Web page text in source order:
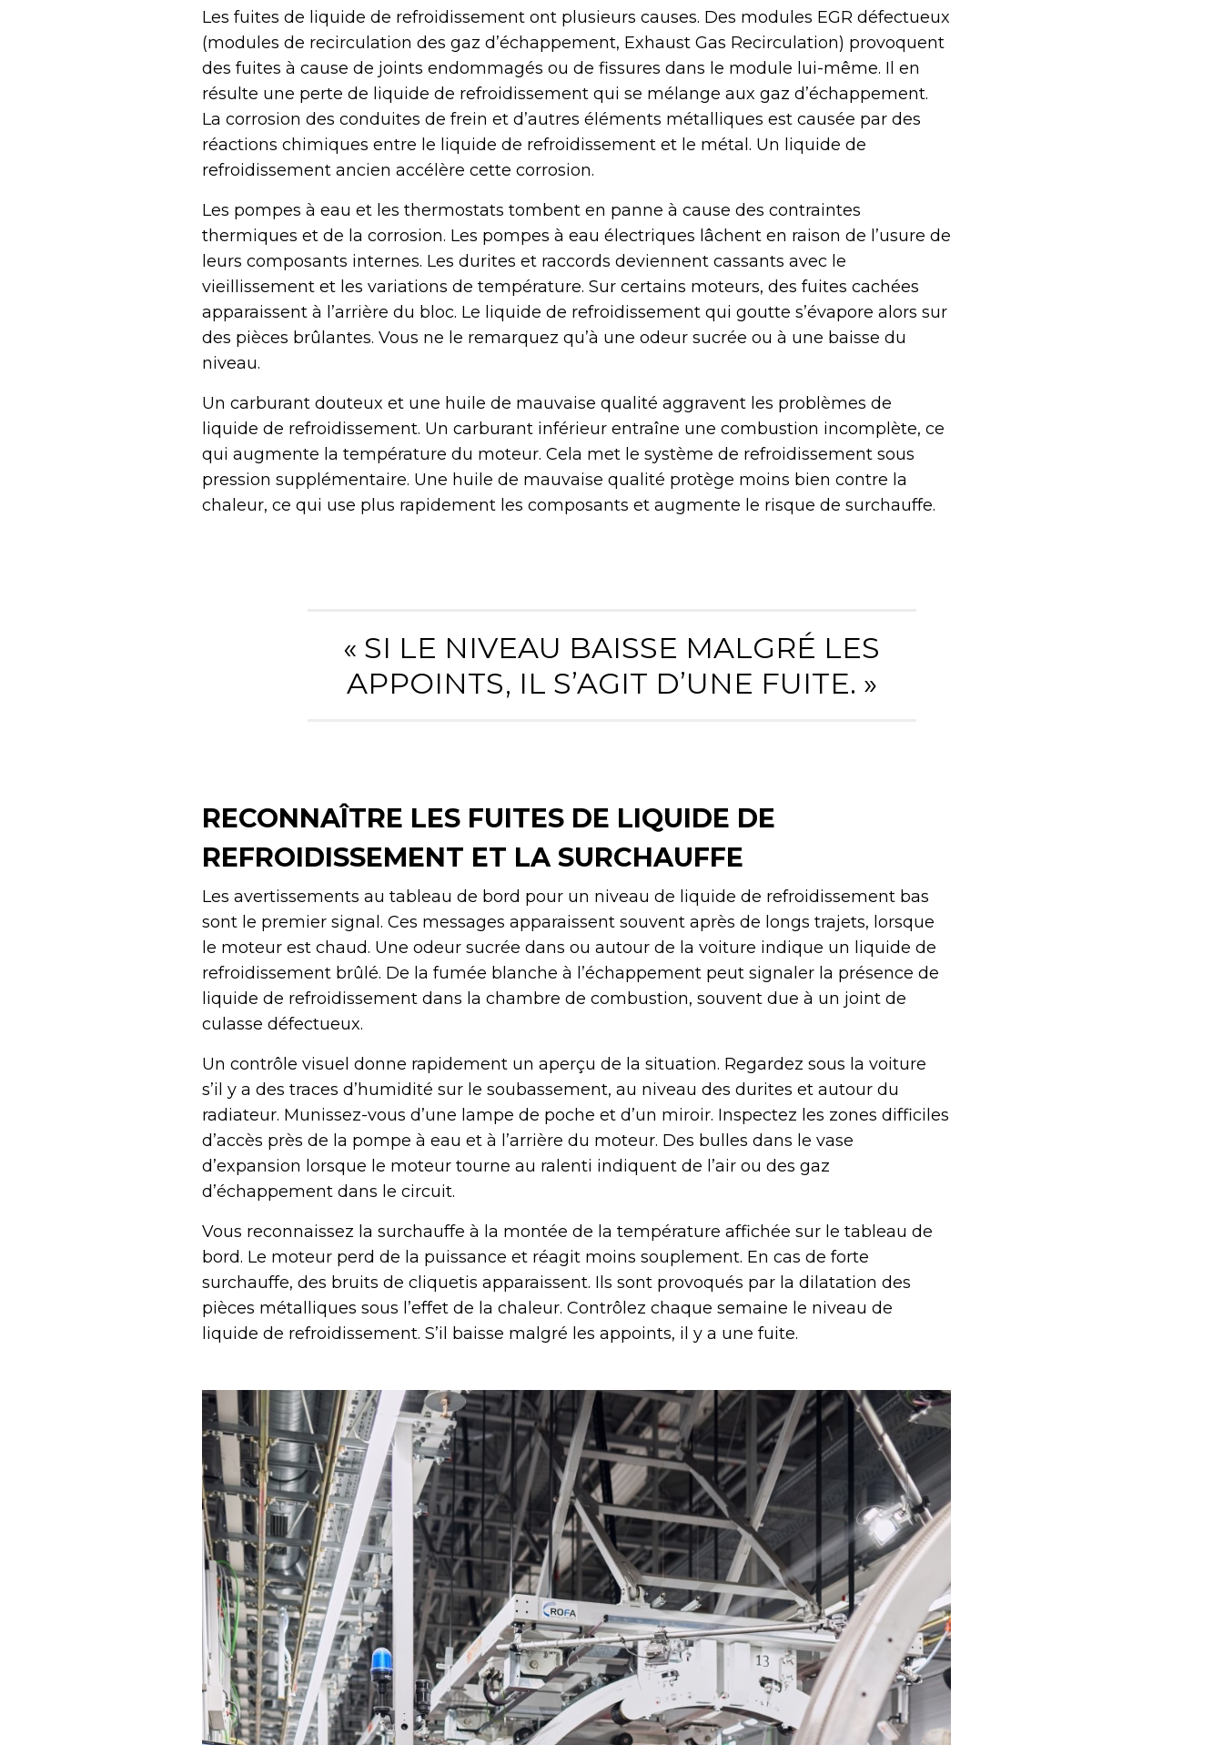
Les fuites de liquide de refroidissement ont plusieurs causes. Des modules EGR défectueux
(modules de recirculation des gaz d’échappement, Exhaust Gas Recirculation) provoquent
des fuites à cause de joints endommagés ou de fissures dans le module lui-même. Il en
résulte une perte de liquide de refroidissement qui se mélange aux gaz d’échappement.
La corrosion des conduites de frein et d’autres éléments métalliques est causée par des
réactions chimiques entre le liquide de refroidissement et le métal. Un liquide de
refroidissement ancien accélère cette corrosion.
Les pompes à eau et les thermostats tombent en panne à cause des contraintes
thermiques et de la corrosion. Les pompes à eau électriques lâchent en raison de l’usure de
leurs composants internes. Les durites et raccords deviennent cassants avec le
vieillissement et les variations de température. Sur certains moteurs, des fuites cachées
apparaissent à l’arrière du bloc. Le liquide de refroidissement qui goutte s’évapore alors sur
des pièces brûlantes. Vous ne le remarquez qu’à une odeur sucrée ou à une baisse du
niveau.
Un carburant douteux et une huile de mauvaise qualité aggravent les problèmes de
liquide de refroidissement. Un carburant inférieur entraîne une combustion incomplète, ce
qui augmente la température du moteur. Cela met le système de refroidissement sous
pression supplémentaire. Une huile de mauvaise qualité protège moins bien contre la
chaleur, ce qui use plus rapidement les composants et augmente le risque de surchauffe.
« SI LE NIVEAU BAISSE MALGRÉ LES
APPOINTS, IL S’AGIT D’UNE FUITE. »
RECONNAÎTRE LES FUITES DE LIQUIDE DE
REFROIDISSEMENT ET LA SURCHAUFFE
Les avertissements au tableau de bord pour un niveau de liquide de refroidissement bas
sont le premier signal. Ces messages apparaissent souvent après de longs trajets, lorsque
le moteur est chaud. Une odeur sucrée dans ou autour de la voiture indique un liquide de
refroidissement brûlé. De la fumée blanche à l’échappement peut signaler la présence de
liquide de refroidissement dans la chambre de combustion, souvent due à un joint de
culasse défectueux.
Un contrôle visuel donne rapidement un aperçu de la situation. Regardez sous la voiture
s’il y a des traces d’humidité sur le soubassement, au niveau des durites et autour du
radiateur. Munissez-vous d’une lampe de poche et d’un miroir. Inspectez les zones difficiles
d’accès près de la pompe à eau et à l’arrière du moteur. Des bulles dans le vase
d’expansion lorsque le moteur tourne au ralenti indiquent de l’air ou des gaz
d’échappement dans le circuit.
Vous reconnaissez la surchauffe à la montée de la température affichée sur le tableau de
bord. Le moteur perd de la puissance et réagit moins souplement. En cas de forte
surchauffe, des bruits de cliquetis apparaissent. Ils sont provoqués par la dilatation des
pièces métalliques sous l’effet de la chaleur. Contrôlez chaque semaine le niveau de
liquide de refroidissement. S’il baisse malgré les appoints, il y a une fuite.